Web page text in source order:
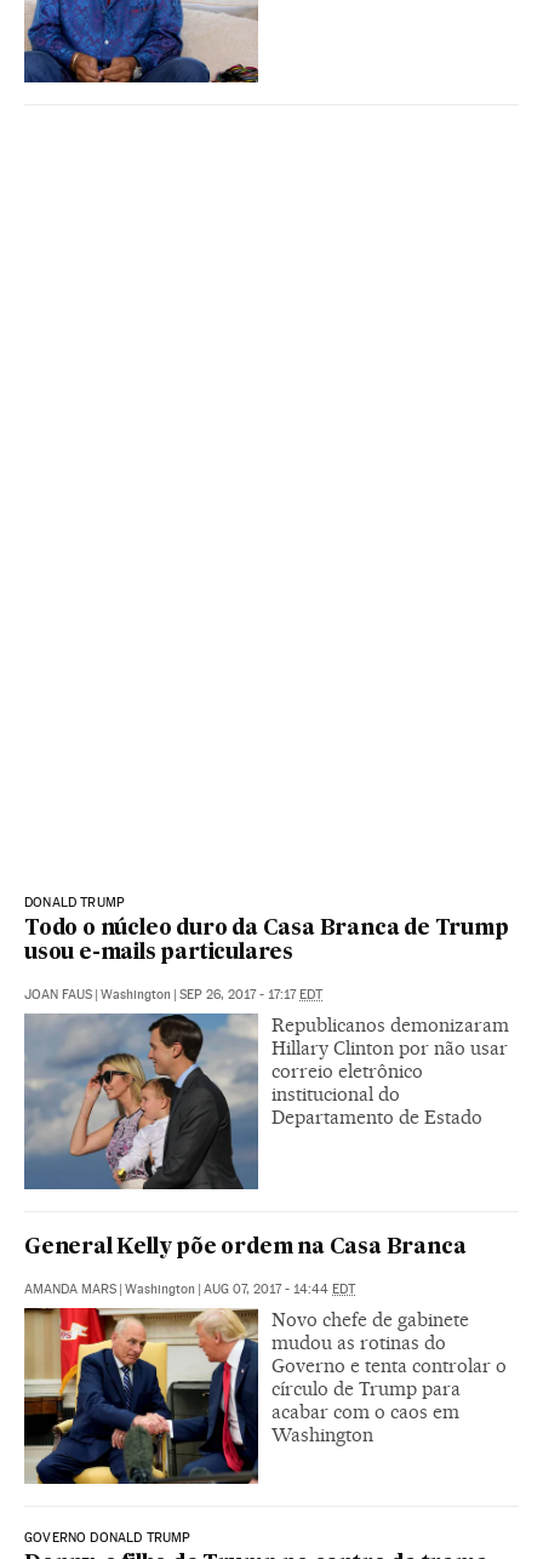
DONALD TRUMP
Todo o núcleo duro da Casa Branca de Trump
usou e-mails particulares
JOAN FAUS | Washington | SEP 26, 2017 - 17:17EDT
Republicanos demonizaram
Hillary Clinton por não usar
correio eletrônico
institucional do
Departamento de Estado
General Kelly põe ordem na Casa Branca
AMANDA MARS | Washington | AUG 07, 2017 - 14:44 EDT
Novo chefe de gabinete
mudou as rotinas do
Governo e tenta controlar o
círculo de Trump para
acabar com o caos em
Washington
GOVERNO DONALD TRUMP